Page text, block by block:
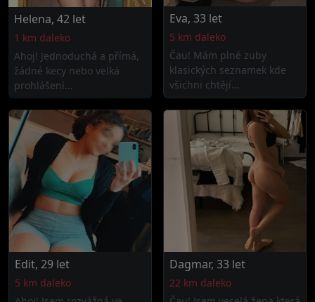
Helena, 42 let
1 km daleko
Ahoj! Jednoduchá a přímá,
žádné kecy nebo velká
prohlášení...
Eva, 33 let
5 km daleko
Čau! Mám plné zuby
klasických seznamek kde
všichni chtějí...
Edit, 29 let
5 km daleko
Dagmar, 33 let
22 km daleko